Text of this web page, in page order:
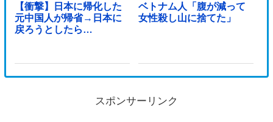
【衝撃】日本に帰化した
元中国人が帰省→日本に
戻ろうとしたら…
ベトナム人「腹が減って
女性殺し山に捨てた」
スポンサーリンク